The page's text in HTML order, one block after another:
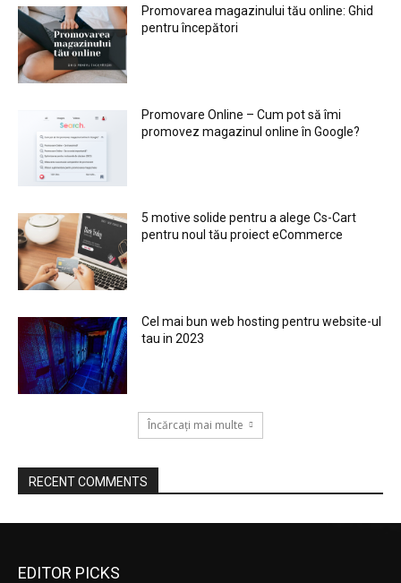
Promovarea magazinului tău online: Ghid
pentru începători
Promovare Online – Cum pot să îmi
promovez magazinul online în Google?
5 motive solide pentru a alege Cs-Cart
pentru noul tău proiect eCommerce
Cel mai bun web hosting pentru website-ul
tau in 2023
Încărcați mai multe
RECENT COMMENTS
EDITOR PICKS